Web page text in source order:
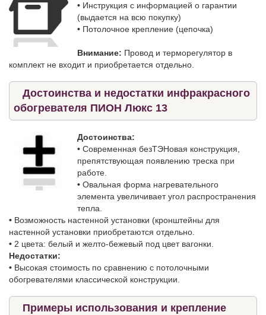
• Инструкция с информацией о гарантии
(выдается на всю покупку)
• Потолочное крепление (цепочка)
Внимание: Провод и терморегулятор в
комплект не входит и приобретается отдельно.
Достоинства и недостатки инфракрасного
обогревателя ПИОН Люкс 13
Достоинства:
• Современная безТЭНовая конструкция,
препятствующая появлению треска при
работе.
• Овальная форма нагревательного
элемента увеличивает угол распространения
тепла.
• Возможность настенной установки (кронштейны для
настенной установки приобретаются отдельно.
• 2 цвета: белый и желто-бежевый под цвет вагонки.
Недостатки:
• Высокая стоимость по сравнению с потолочными
обогревателями классической конструкции.
Примеры использования и крепление